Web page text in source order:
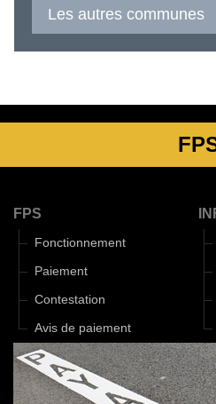
Les autres communes
FPS
Fonctionnement
Paiement
Contestation
Avis de paiement